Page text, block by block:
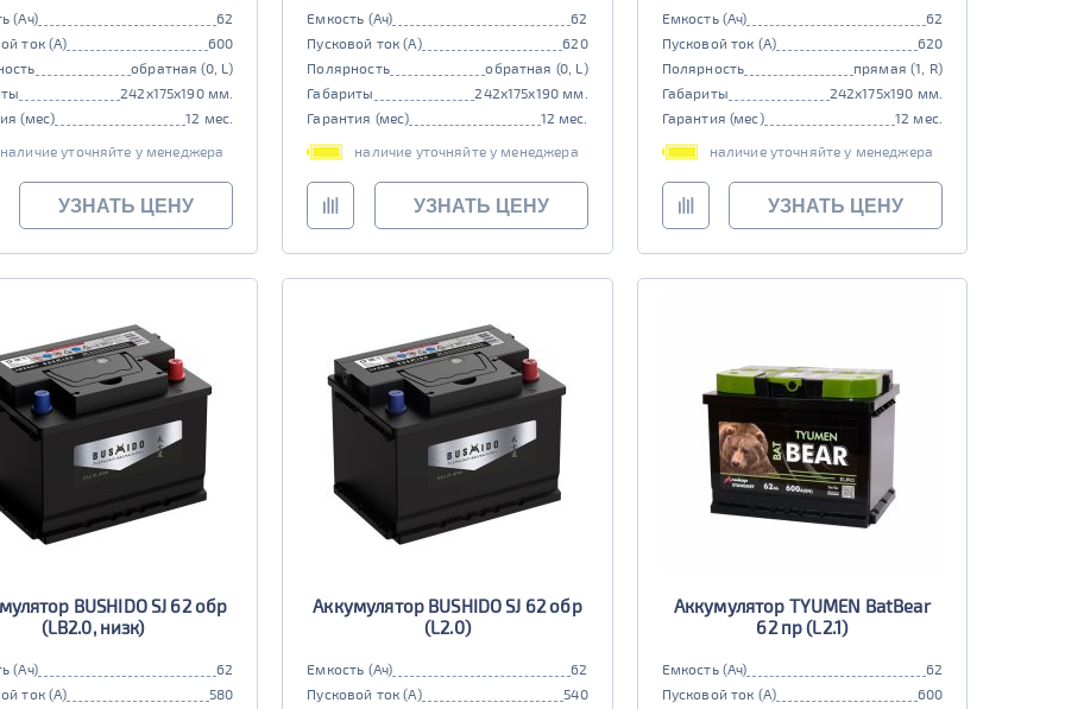
(Ач)
62
ток (А)
600
обратная (0, L)
242x175x190 мм.
(мес)
12 мес.
наличие уточняйте у менеджера
УЗНАТЬ ЦЕНУ
Емкость (Ач)
62
Пусковой ток (А)
620
Полярность
обратная (0, L)
Габариты
242x175x190 мм.
Гарантия (мес)
12 мес.
наличие уточняйте у менеджера
УЗНАТЬ ЦЕНУ
Емкость (Ач)
62
Пусковой ток (А)
620
Полярность
прямая (1, R)
Габариты
242x175x190 мм.
Гарантия (мес)
12 мес.
наличие уточняйте у менеджера
УЗНАТЬ ЦЕНУ
BUSHIDO SJ 62 обр
(LB2.0, низк)
(Ач)
62
ток (А)
580
Аккумулятор BUSHIDO SJ 62 обр
(L2.0)
Емкость (Ач)
62
Пусковой ток (А)
540
Аккумулятор TYUMEN BatBear
62 пр (L2.1)
Емкость (Ач)
62
Пусковой ток (А)
600